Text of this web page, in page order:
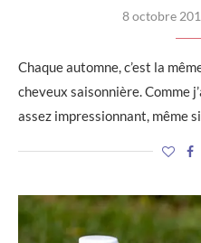
8 octobre
Chaque automne, c’est la
cheveux saisonnière. Comme
assez impressionnant, même